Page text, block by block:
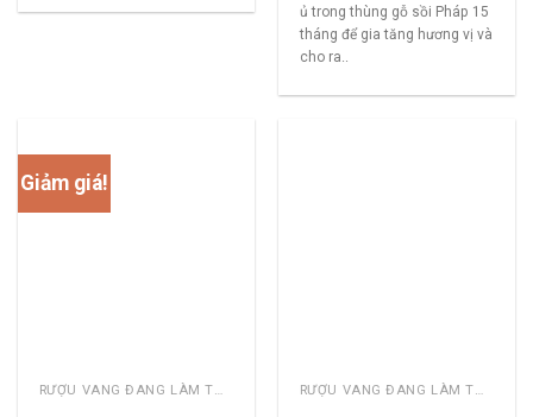
ủ trong thùng gỗ sồi Pháp 15
tháng để gia tăng hương vị và
cho ra..
Giảm giá!
RƯỢU VANG ĐANG LÀM THỊ TRƯỜNG RƯỢU VANG ĐANG LÀM THỊ TRƯỜNG